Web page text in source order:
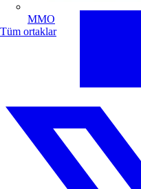
MMO
Tüm ortaklar